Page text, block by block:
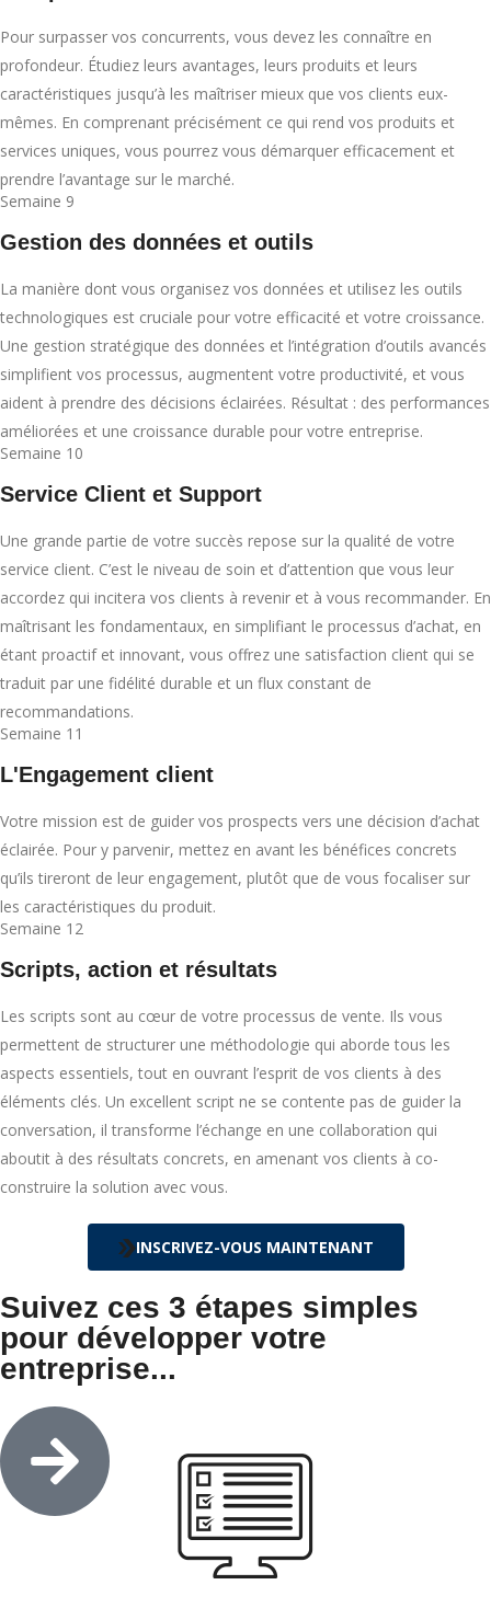
Pour surpasser vos concurrents, vous devez les connaître en
profondeur. Étudiez leurs avantages, leurs produits et leurs
caractéristiques jusqu’à les maîtriser mieux que vos clients eux-
mêmes. En comprenant précisément ce qui rend vos produits et
services uniques, vous pourrez vous démarquer efficacement et
prendre l’avantage sur le marché.
Semaine 9
Gestion des données et outils
La manière dont vous organisez vos données et utilisez les outils
technologiques est cruciale pour votre efficacité et votre croissance.
Une gestion stratégique des données et l’intégration d’outils avancés
simplifient vos processus, augmentent votre productivité, et vous
aident à prendre des décisions éclairées. Résultat : des performances
améliorées et une croissance durable pour votre entreprise.
Semaine 10
Service Client et Support
Une grande partie de votre succès repose sur la qualité de votre
service client. C’est le niveau de soin et d’attention que vous leur
accordez qui incitera vos clients à revenir et à vous recommander. En
maîtrisant les fondamentaux, en simplifiant le processus d’achat, en
étant proactif et innovant, vous offrez une satisfaction client qui se
traduit par une fidélité durable et un flux constant de
recommandations.
Semaine 11
L'Engagement client
Votre mission est de guider vos prospects vers une décision d’achat
éclairée. Pour y parvenir, mettez en avant les bénéfices concrets
qu’ils tireront de leur engagement, plutôt que de vous focaliser sur
les caractéristiques du produit.
Semaine 12
Scripts, action et résultats
Les scripts sont au cœur de votre processus de vente. Ils vous
permettent de structurer une méthodologie qui aborde tous les
aspects essentiels, tout en ouvrant l’esprit de vos clients à des
éléments clés. Un excellent script ne se contente pas de guider la
conversation, il transforme l’échange en une collaboration qui
aboutit à des résultats concrets, en amenant vos clients à co-
construire la solution avec vous.
INSCRIVEZ-VOUS MAINTENANT
Suivez ces 3 étapes simples
pour développer votre
entreprise...